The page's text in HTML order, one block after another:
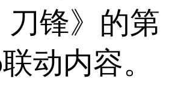
刀锋》的第
动内容。